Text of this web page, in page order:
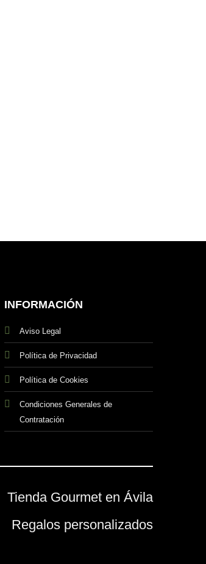
INFORMACIÓN
Aviso Legal
Política de Privacidad
Política de Cookies
Condiciones Generales de
Contratación
Tienda Gourmet en Ávila
Regalos personalizados